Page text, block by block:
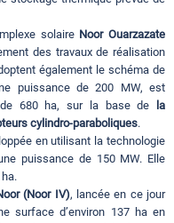
solaire Noor Ouarzazate
des travaux de réalisation
également le schéma de
puissance de 200 MW, est
680 ha, sur la base de
la
cylindro-paraboliques.
en utilisant la technologie
puissance de 150 MW. Elle
(Noor IV), lancée en ce jour
surface d’environ 137 ha en